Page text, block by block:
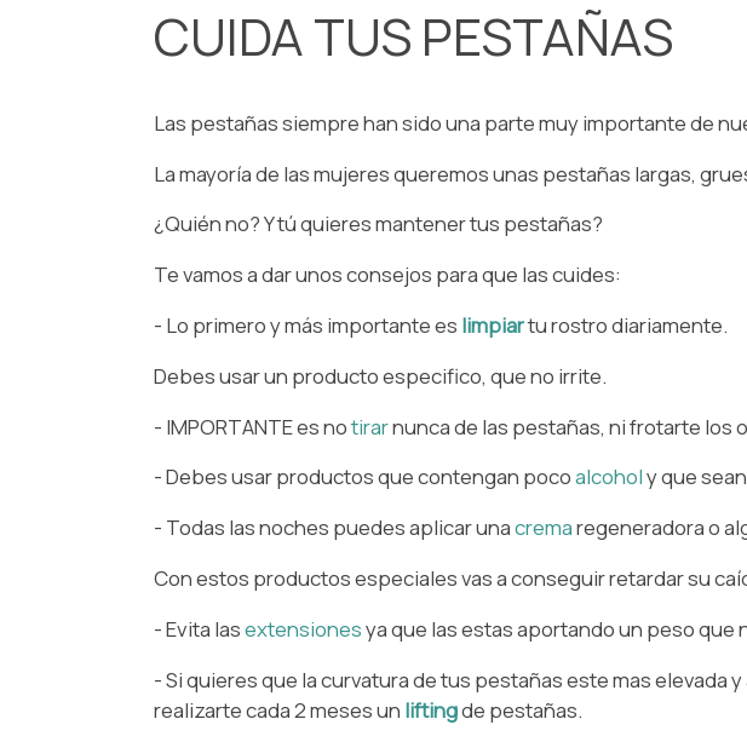
CUIDA TUS PESTAÑAS⁠
Las pestañas siempre han sido una parte muy importante de
⁠La mayoría de las mujeres queremos unas pestañas largas,
⁠¿Quién no? Y tú quieres mantener tus pestañas?⁠
⁠Te vamos a dar unos consejos para que las cuides:⁠
⁠- Lo primero y más importante es limpiartu rostro diariamente.⁠
Debes usar un producto especifico, que no irrite.⁠
- ⁠IMPORTANTE es notirarnunca de las pestañas, ni frotarte los
- Debes usar productos que contengan pocoalcoholy que
- Todas las noches puedes aplicar unacremaregeneradora o
⁠Con estos productos especiales vas a conseguir retardar su
- Evita lasextensionesya que las estas aportando un peso que
⁠- Si quieres que la curvatura de tus pestañas este mas elevada
realizarte cada 2 meses un liftingde pestañas.⁠